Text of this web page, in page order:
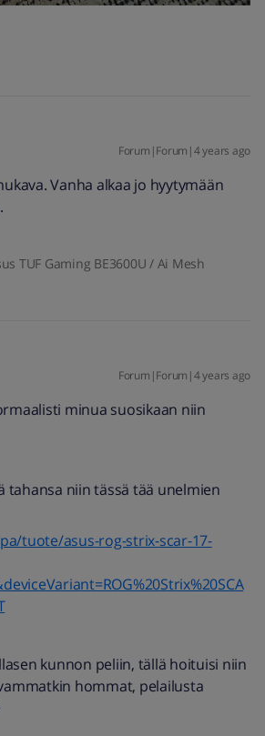
Forum|Forum|4 years ago
Vanha alkaa jo hyytymään
TUF Gaming BE3600U / Ai Mesh
Forum|Forum|4 years ago
minua suosikaan niin
tahansa niin tässä tää unelmien
tuote/asus-rog-strix-scar-17-
kunnon peliin, tällä hoituisi niin
hommat, pelailusta